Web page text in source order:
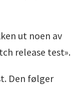
ut noen av
release test».
Den følger